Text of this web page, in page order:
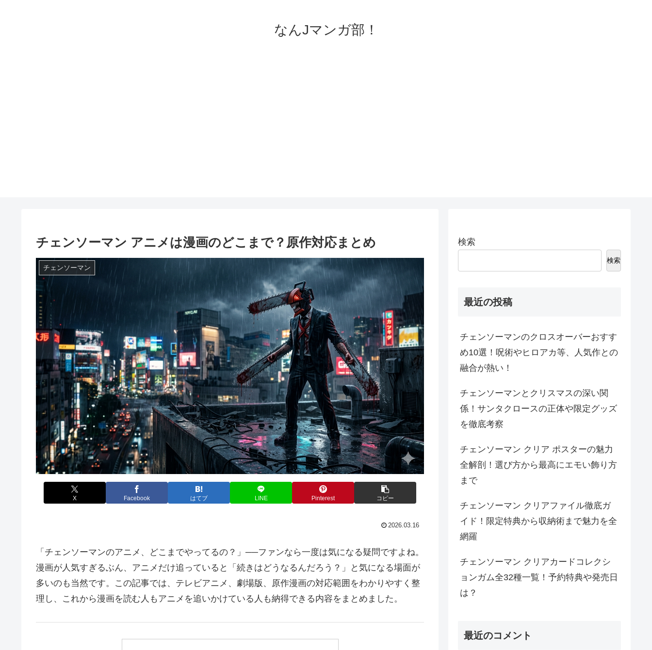
なんJマンガ部！
チェンソーマン アニメは漫画のどこまで？原作対応まとめ
チェンソーマン
X Facebook はてブ LINE Pinterest コピー
2026.03.16
「チェンソーマンのアニメ、どこまでやってるの？」──ファンなら一度は気になる疑問ですよね。
漫画が人気すぎるぶん、アニメだけ追っていると「続きはどうなるんだろう？」と気になる場面が
多いのも当然です。この記事では、テレビアニメ、劇場版、原作漫画の対応範囲をわかりやすく整
理し、これから漫画を読む人もアニメを追いかけている人も納得できる内容をまとめました。
検索
検索
最近の投稿
チェンソーマンのクロスオーバーおすす
め10選！呪術やヒロアカ等、人気作との
融合が熱い！
チェンソーマンとクリスマスの深い関
係！サンタクロースの正体や限定グッズ
を徹底考察
チェンソーマン クリア ポスターの魅力
全解剖！選び方から最高にエモい飾り方
まで
チェンソーマン クリアファイル徹底ガ
イド！限定特典から収納術まで魅力を全
網羅
チェンソーマン クリアカードコレクシ
ョンガム全32種一覧！予約特典や発売日
は？
最近のコメント